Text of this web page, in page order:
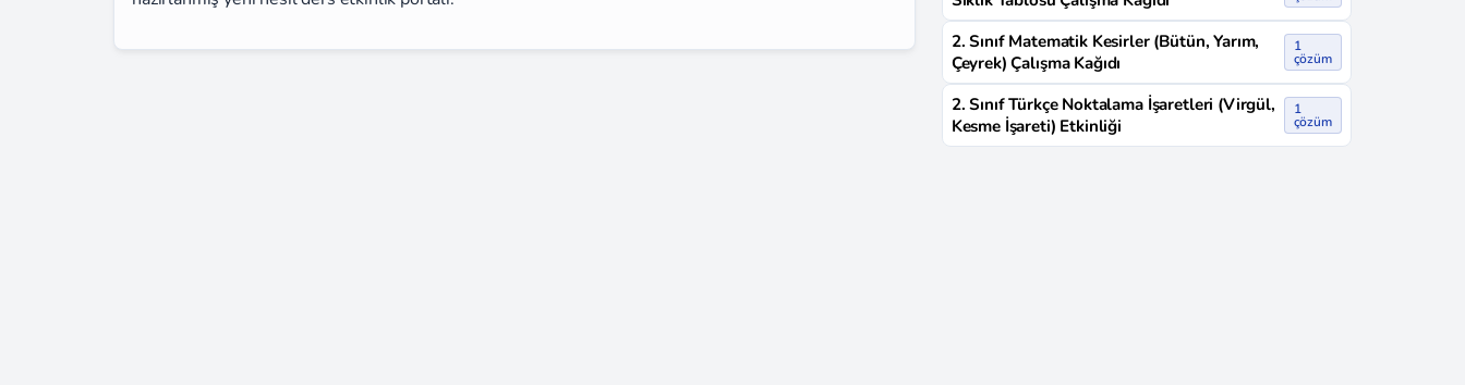
2. Sınıf Matematik Kesirler (Bütün, Yarım,
Çeyrek) Çalışma Kağıdı
1
çözüm
2. Sınıf Türkçe Noktalama İşaretleri (Virgül,
Kesme İşareti) Etkinliği
1
çözüm